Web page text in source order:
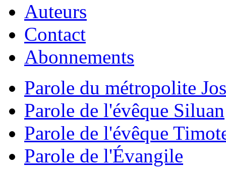
Auteurs
Contact
Abonnements
Parole du métropolite
Parole de l'évêque Siluan
Parole de l'évêque
Parole de l'Évangile